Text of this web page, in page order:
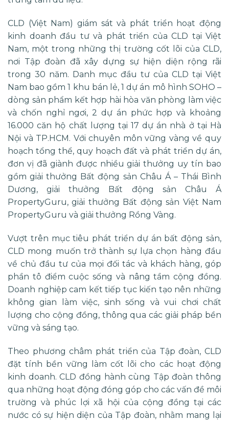
CLD (Việt Nam) giám sát và phát triển hoạt động
kinh doanh đầu tư và phát triển của CLD tại Việt
Nam, một trong những thị trường cốt lõi của CLD,
nơi Tập đoàn đã xây dựng sự hiện diện rộng rãi
trong 30 năm. Danh mục đầu tư của CLD tại Việt
Nam bao gồm 1 khu bán lẻ, 1 dự án mô hình SOHO –
dòng sản phẩm kết hợp hài hòa văn phòng làm việc
và chốn nghỉ ngơi, 2 dự án phức hợp và khoảng
16.000 căn hộ chất lượng tại 17 dự án nhà ở tại Hà
Nội và TP.HCM. Với chuyên môn vững vàng về quy
hoạch tổng thể, quy hoạch đất và phát triển dự án,
đơn vị đã giành được nhiều giải thưởng uy tín bao
gồm giải thưởng Bất động sản Châu Á – Thái Bình
Dương, giải thưởng Bất động sản Châu Á
PropertyGuru, giải thưởng Bất động sản Việt Nam
PropertyGuru và giải thưởng Rồng Vàng.
Vượt trên mục tiêu phát triển dự án bất động sản,
CLD mong muốn trở thành sự lựa chọn hàng đầu
về chủ đầu tư của mọi đối tác và khách hàng, góp
phần tô điểm cuộc sống và nâng tầm cộng đồng.
Doanh nghiệp cam kết tiếp tục kiến tạo nên những
không gian làm việc, sinh sống và vui chơi chất
lượng cho cộng đồng, thông qua các giải pháp bền
vững và sáng tạo.
Theo phương châm phát triển của Tập đoàn, CLD
đặt tính bền vững làm cốt lõi cho các hoạt động
kinh doanh. CLD đồng hành cùng Tập đoàn thông
qua những hoạt động đóng góp cho các vấn đề môi
trường và phúc lợi xã hội của cộng đồng tại các
nước có sự hiện diện của Tập đoàn, nhằm mang lại